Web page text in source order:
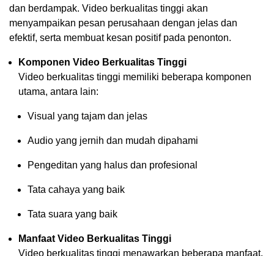
dan berdampak. Video berkualitas tinggi akan
menyampaikan pesan perusahaan dengan jelas dan
efektif, serta membuat kesan positif pada penonton.
Komponen Video Berkualitas Tinggi
Video berkualitas tinggi memiliki beberapa komponen
utama, antara lain:
Visual yang tajam dan jelas
Audio yang jernih dan mudah dipahami
Pengeditan yang halus dan profesional
Tata cahaya yang baik
Tata suara yang baik
Manfaat Video Berkualitas Tinggi
Video berkualitas tinggi menawarkan beberapa manfaat,